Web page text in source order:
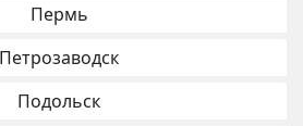
Пермь
Петрозаводск
Подольск